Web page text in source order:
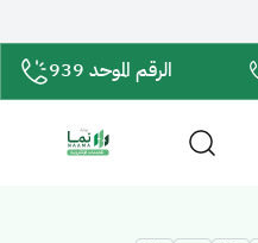
الرقم الموحد 939